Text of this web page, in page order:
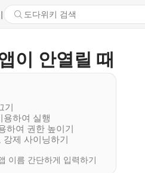
이 안열릴 때
기
용하여 실행
하여 권한 높이기
제 사이닝하기
이름 간단하게 입력하기